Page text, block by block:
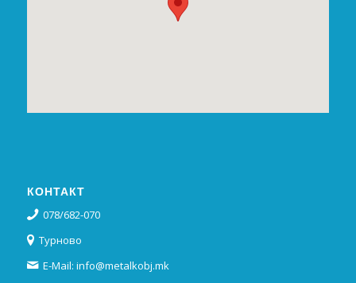
КОНТАКТ
078/682-070
Турново
E-Mail: info@metalkobj.mk